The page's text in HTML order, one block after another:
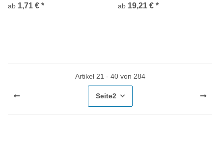
ab 1,71 € *
Stahl verzinkt für Kunststoff
ab 19,21 € *
Artikel 21 - 40 von 284
Seite2